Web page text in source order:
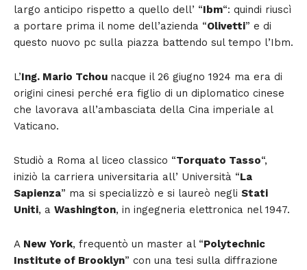
largo anticipo rispetto a quello dell’ “Ibm“: quindi riuscì
a portare prima il nome dell’azienda “Olivetti” e di
questo nuovo pc sulla piazza battendo sul tempo l’Ibm.
L’Ing. Mario Tchou nacque il 26 giugno 1924 ma era di
origini cinesi perché era figlio di un diplomatico cinese
che lavorava all’ambasciata della Cina imperiale al
Vaticano.
Studiò a Roma al liceo classico “Torquato Tasso“,
iniziò la carriera universitaria all’ Università “La
Sapienza” ma si specializzò e si laureò negli Stati
Uniti, a Washington, in ingegneria elettronica nel 1947.
A New York, frequentò un master al “Polytechnic
Institute of Brooklyn” con una tesi sulla diffrazione